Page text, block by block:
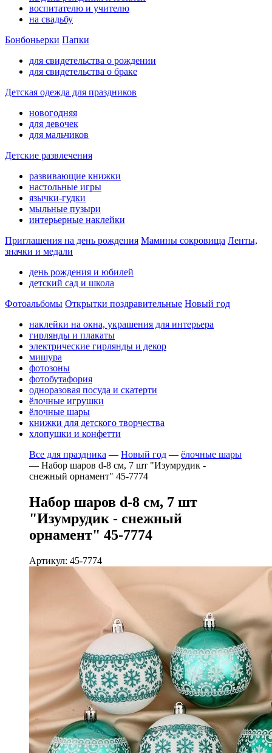
воспитателю и учителю
на свадьбу
Бонбоньерки Папки
для свидетельства о рождении
для свидетельства о браке
Детская одежда для праздников
новогодняя
для девочек
для мальчиков
Детские развлечения
развивающие книжки
настольные игры
язычки-гудки
мыльные пузыри
интерьерные наклейки
Приглашения на день рождения Мамины сокровища Ленты,
значки и медали
день рождения и юбилей
детский сад и школа
Фотоальбомы Открытки поздравительные Новый год
наклейки на окна, украшения для интерьера
гирлянды и плакаты
электрические гирлянды и декор
мишура
фотозоны
фотобутафория
одноразовая посуда и скатерти
ёлочные игрушки
ёлочные шары
книжки для детского творчества
хлопушки и конфетти
Все для праздника — Новый год — ёлочные шары
— Набор шаров d-8 см, 7 шт "Изумрудик -
снежный орнамент" 45-7774
Набор шаров d-8 см, 7 шт
"Изумрудик - снежный
орнамент" 45-7774
Артикул: 45-7774